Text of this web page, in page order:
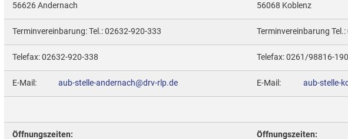
56626 Andernach 56068 Koblenz
Terminvereinbarung: Tel.: 02632-920-333 Terminvereinbarung
Telefax: 02632-920-338 Telefax: 0261/98816-190
E-Mail: aub-stelle-andernach@drv-rlp.de E-Mail: aub-stelle-
Öffnungszeiten: Öffnungszeiten: